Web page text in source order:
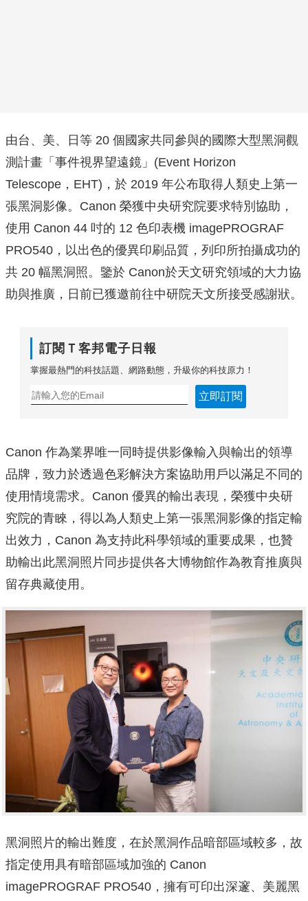
由台、美、日等 20 個國家共同參與的國際大型黑洞觀
測計畫「事件視界望遠鏡」(Event Horizon
Telescope，EHT)，於 2019 年公布取得人類史上第一
張黑洞影像。Canon 榮獲中央研究院要求特別協助，
使用 Canon 44 吋的 12 色印表機 imagePROGRAF
PRO540，以出色的優異印刷品質，列印所拍攝成功的
共 20 幅黑洞照。鑒於 Canon於天文研究領域的大力協
助與推廣，日前已獲邀前往中研院天文所接受感謝狀。
訂閱Ｔ客邦電子日報
掌握最熱門的科技話題、網路動態，升級你的科技原力！
立即訂閱
Canon 作為業界唯一同時提供影像輸入與輸出的領導
品牌，致力於透過色彩解決方案協助用戶以滿足不同的
使用情境需求。Canon 優異的輸出表現，榮獲中央研
究院的青睞，得以為人類史上第一張黑洞影像的指定輸
出效力，Canon 為支持此科學領域的重要成果，也贊
助輸出此黑洞照片同步提供各大博物館作為教育推廣與
留存典藏使用。
黑洞照片的輸出難度，在於黑洞作品暗部區域較多，故
指定使用具有暗部區域加強的 Canon
imagePROGRAF PRO540，擁有可印出深邃、美麗黑